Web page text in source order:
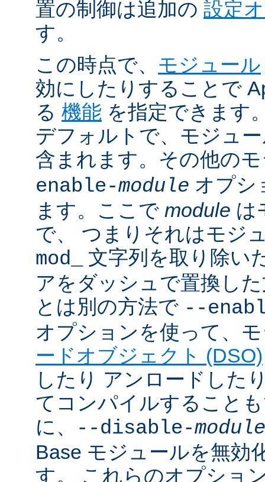
置の制御は追加の 設定
す。
この時点で、 モジュール
効にしたりすることで
る 機能 を指定できます
デフォルトで、モジュ
含まれます。その他の
enable-module オプシ
ます。ここで module は
で、 つまりそれはモジ
mod_
文字列を取り除い
アをダッシュで置換し
とは別の方法で --
オプションを使って、
ードオブジェクト (DSO)
したり アンロードした
てコンパイルすること
に、
--disable-module
Base モジュールを無効
す。 これらのオプショ